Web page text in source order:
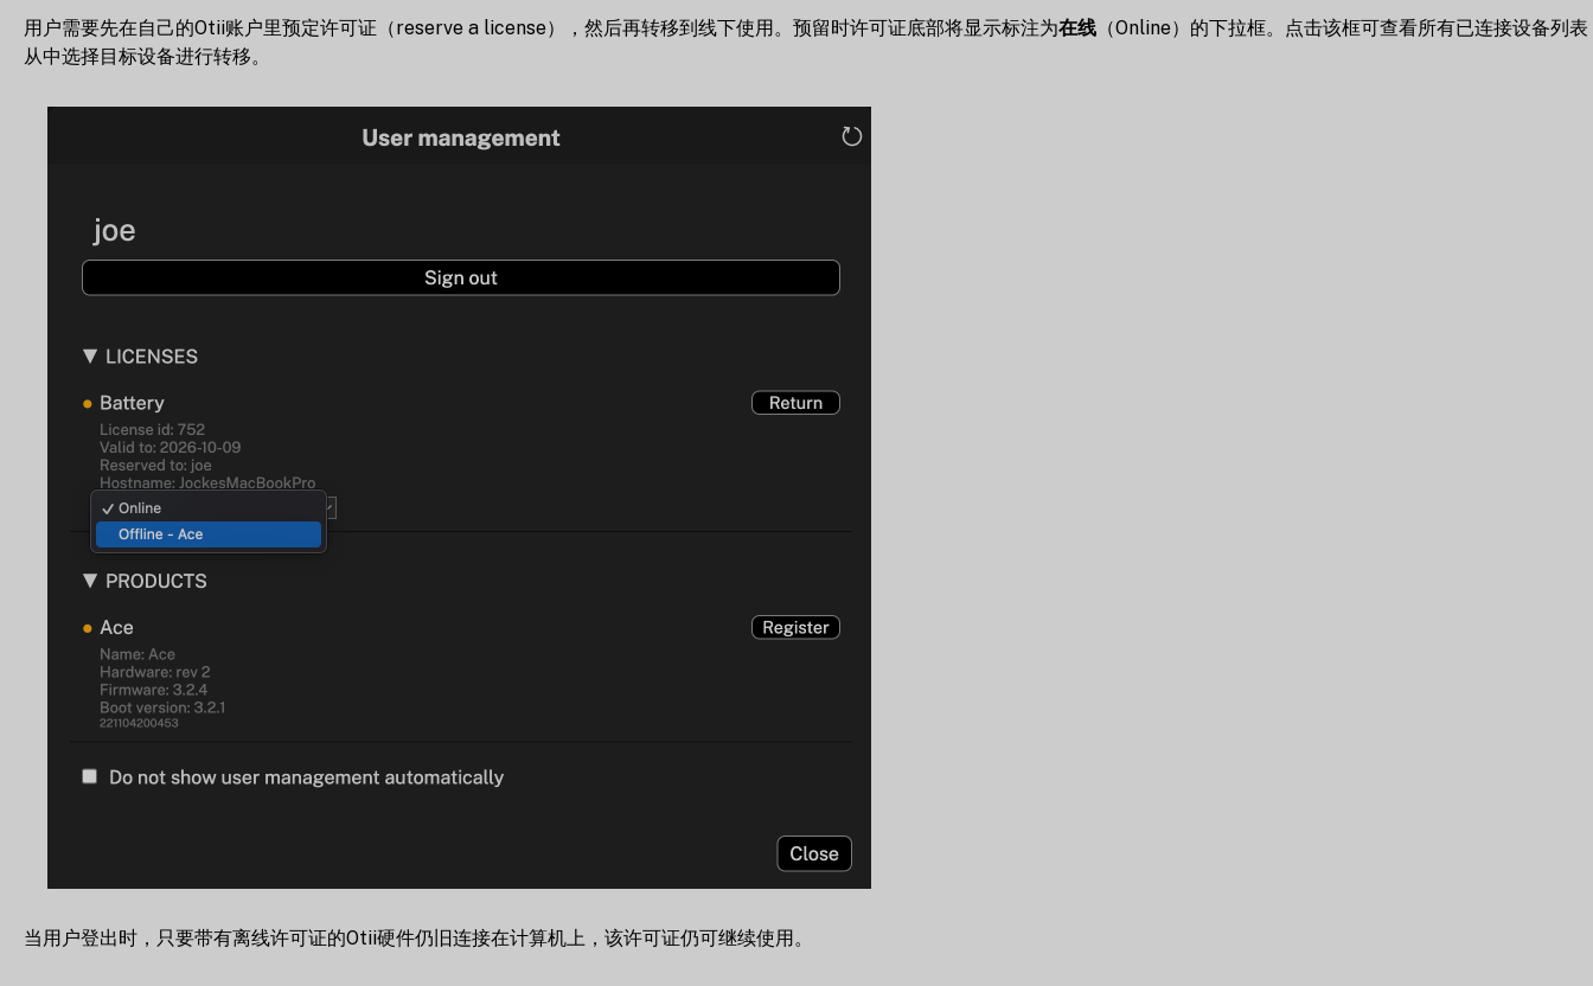
用户需要先在自己的Otii账户里预定许可证（reserve a license），然后再转移到线下使用。预留时许可证底部将显示标注为在线 （Online）的下拉框。点击该框可查看所有已连接设备列表
从中选择目标设备进行转移。
当用户登出时，只要带有离线许可证的Otii硬件仍旧连接在计算机上，该许可证仍可继续使用。